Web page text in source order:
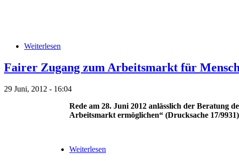
Weiterlesen
Fairer Zugang zum Arbeitsmarkt für
29 Juni, 2012 - 16:04
Rede am 28. Juni 2012 anlässlich der Beratung
Arbeitsmarkt ermöglichen“ (Drucksache 17/
Weiterlesen